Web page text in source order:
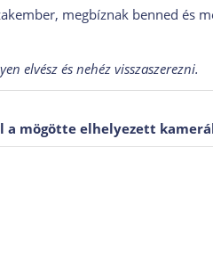
megbíznak benned és
elvész és nehéz visszaszerezni.
a mögötte elhelyezett
vagy a LIDAR ?
mögött rejlő rendszereket.